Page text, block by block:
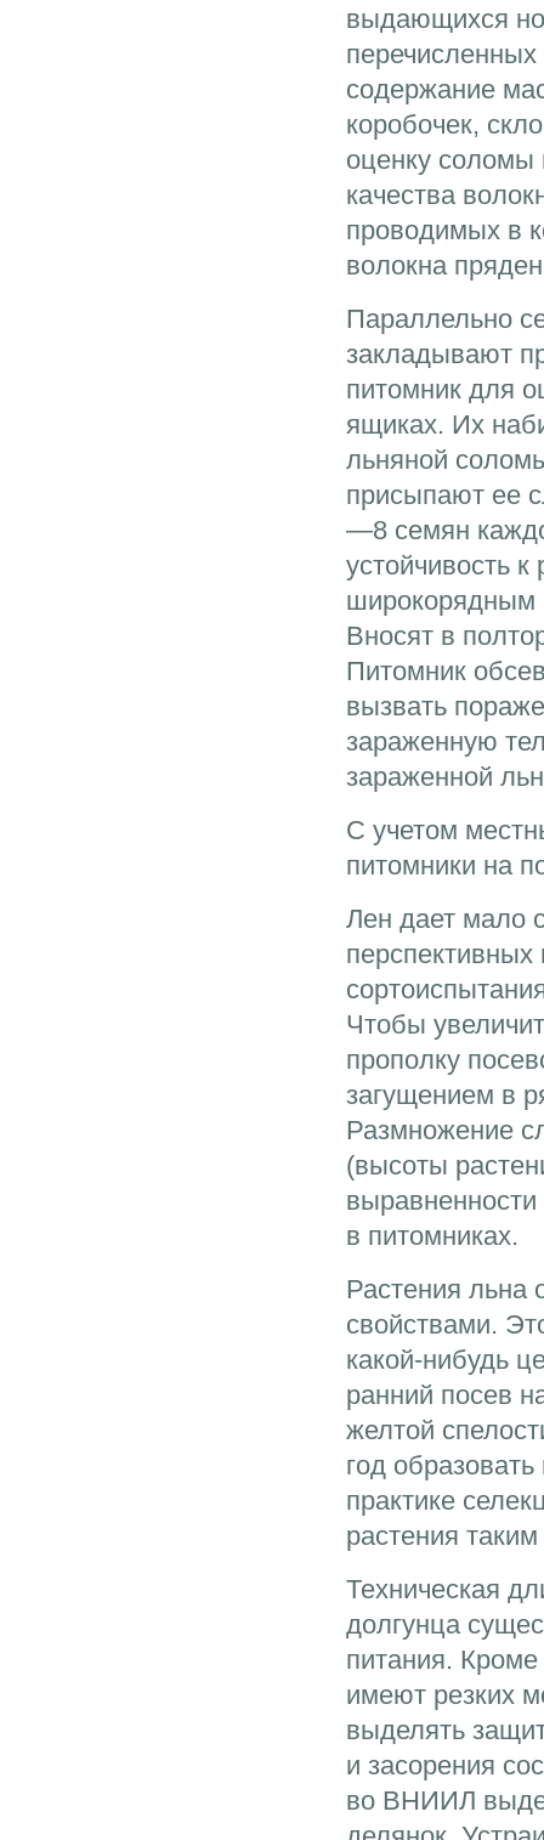
выдающихся
содержание
коробочек,
оценку соломы
качества
проводимых в
волокна
Параллельно
закладывают
питомник для
ящиках. Их
льняной
присыпают ее
—8 семян
устойчивость
широкорядным
Вносят в
Питомник
вызвать
зараженную
зараженной
С учетом
питомники на
Лен дает мало
перспективных
Чтобы
прополку
загущением в
Размножение
(высоты
в питомниках.
Растения льна
свойствами.
какой-нибудь
ранний посев
желтой
год
практике
растения
Техническая
долгунца
питания.
имеют резких
выделять
и засорения
во ВНИИЛ